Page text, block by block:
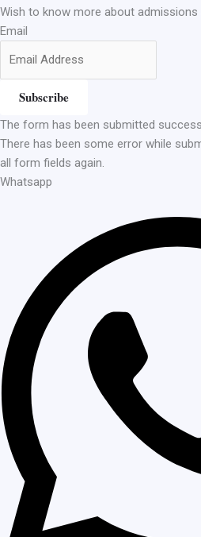
Wish to know more about
Email
Subscribe
The form has been submitted
There has been some error while
all form fields again.
Whatsapp